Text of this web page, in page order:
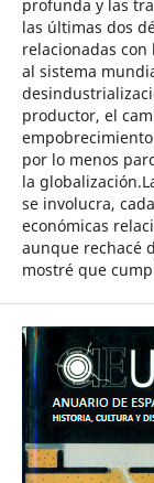
profunda y las
las últimas dos
relacionadas
al sistema
productor, el
por lo menos
la
se involucra,
económicas
aunque rechacé
mostré que